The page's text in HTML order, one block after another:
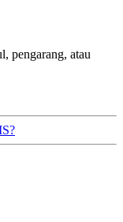
pengarang, atau